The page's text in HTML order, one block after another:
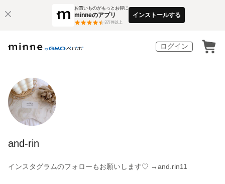
お買いものがもっとお得に
minneのアプリ
3万件以上
インストールする
ログイン
and-rin
インスタグラムのフォローもお願いします♡ →and.rin11